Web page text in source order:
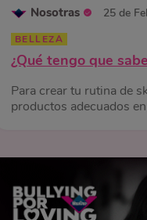
Nosotras 25 de
BELLEZA
¿Qué tengo que
Para crear tu rutina de
productos adecuados